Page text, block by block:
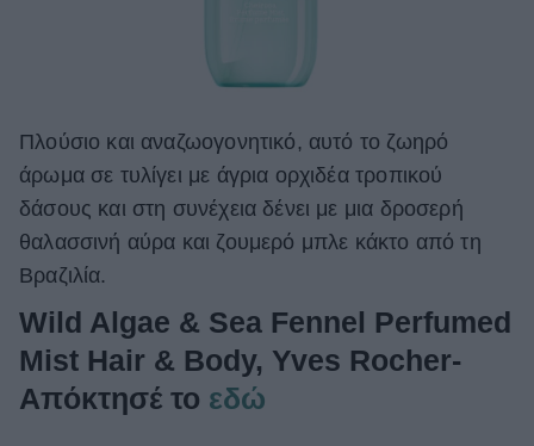
Πλούσιο και αναζωογονητικό, αυτό το ζωηρό
άρωμα σε τυλίγει με άγρια ορχιδέα τροπικού
δάσους και στη συνέχεια δένει με μια δροσερή
θαλασσινή αύρα και ζουμερό μπλε κάκτο από τη
Βραζιλία.
Wild Algae & Sea Fennel Perfumed
Mist Hair & Body, Yves Rocher-
Απόκτησέ το εδώ